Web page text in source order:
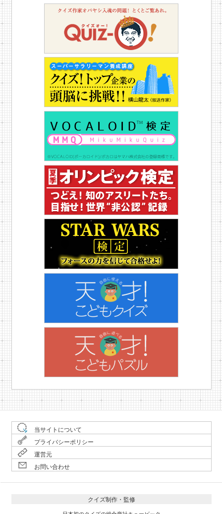
当サイトについて
プライバシーポリシー
運営元
お問い合わせ
クイズ制作・監修